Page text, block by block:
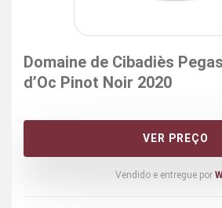
Domaine de Cibadiès
d’Oc Pinot Noir 2020
VER PREÇO
Vendido e entregue por